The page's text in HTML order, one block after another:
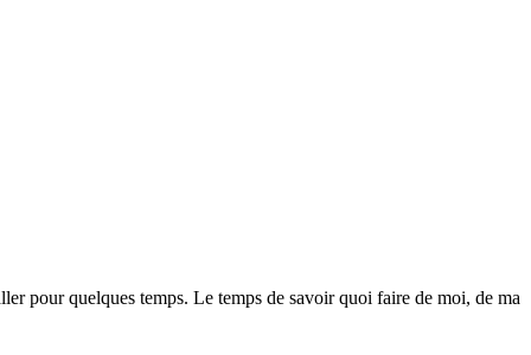
pour quelques temps. Le temps de savoir quoi faire de moi, de ma